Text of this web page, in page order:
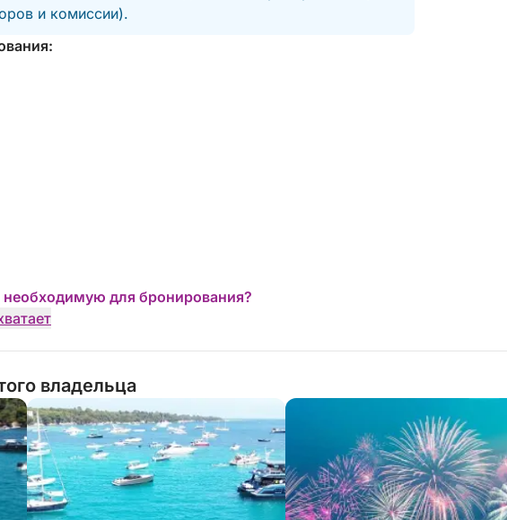
красоту, расслабление и незабываемые виды с
и комиссии).
для бронирования?
владельца